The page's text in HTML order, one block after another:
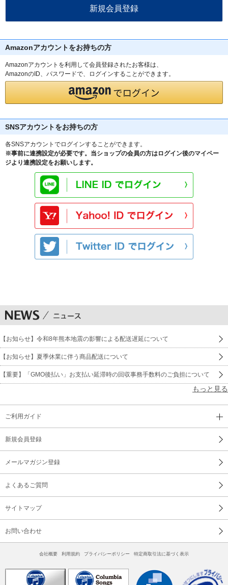
Amazonアカウントをお持ちの方
Amazonアカウントを利用して会員登録されたお客様は、
AmazonのID、パスワードで、ログインすることができます。
SNSアカウントをお持ちの方
各SNSアカウントでログインすることができます。
※事前に連携設定が必要です。当ショップの会員の方はログイン後のマイペー
ジより連携設定をお願いします。
【お知らせ】令和8年熊本地震の影響による配送遅延について
【お知らせ】夏季休業に伴う商品配送について
【重要】「GMO後払い」お支払い延滞時の回収事務手数料のご負担について
もっと見る
ご利用ガイド
新規会員登録
メールマガジン登録
よくあるご質問
サイトマップ
お問い合わせ
会社概要 利用規約 プライバシーポリシー 特定商取引法に基づく表示